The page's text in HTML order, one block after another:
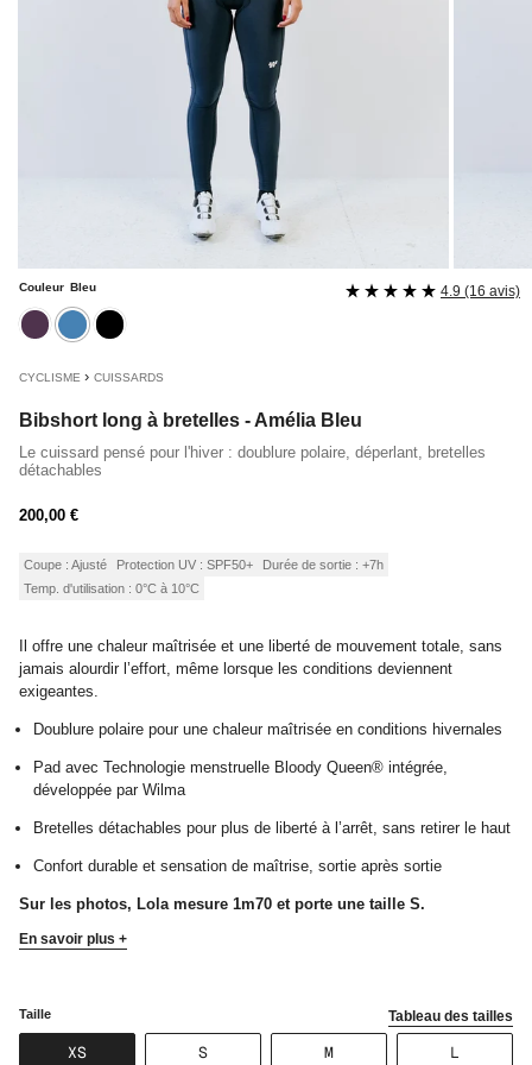
CYCLISME › CUISSARDS
Bibshort long à bretelles - Amélia Bleu
Le cuissard pensé pour l'hiver : doublure polaire, déperlant, bretelles
détachables
4.9 (16 avis)
Prix
200,00 €
Coupe : Ajusté Protection UV : SPF50+
Durée de sortie : +7h
Temp. d'utilisation : 0°C à 10°C
Il offre une chaleur maîtrisée et une liberté de mouvement totale, sans
jamais alourdir l’effort, même lorsque les conditions deviennent
exigeantes.
Doublure polaire pour une chaleur maîtrisée en conditions hivernales
Pad avec Technologie menstruelle Bloody Queen® intégrée,
développée par Wilma
Bretelles détachables pour plus de liberté à l’arrêt, sans retirer le haut
Confort durable et sensation de maîtrise, sortie après sortie
Sur les photos, Lola mesure 1m70 et porte une taille S.
En savoir plus +
Couleur Bleu
aubergine
bleu noir
Taille Tableau des tailles
XSVARIANTE
SVARIANTE
MVARIANTE
L